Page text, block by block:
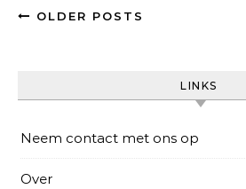
OLDER POSTS
LINKS
Neem contact met ons op
Over